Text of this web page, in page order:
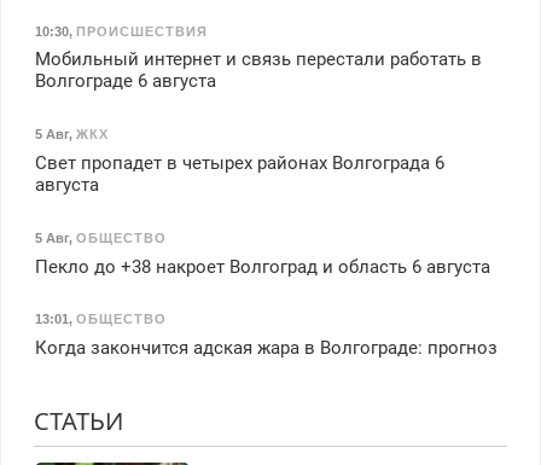
10:30, ПРОИСШЕСТВИЯ
Мобильный интернет и связь перестали работать в
Волгограде 6 августа
5 Авг, ЖКХ
Свет пропадет в четырех районах Волгограда 6
августа
5 Авг, ОБЩЕСТВО
Пекло до +38 накроет Волгоград и область 6 августа
13:01 , ОБЩЕСТВО
Когда закончится адская жара в Волгограде: прогноз
СТАТЬИ